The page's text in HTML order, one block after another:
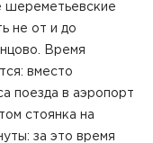
шереметьевские
не от и до
Время
вместо
поезда в аэропорт
стоянка на
за это время